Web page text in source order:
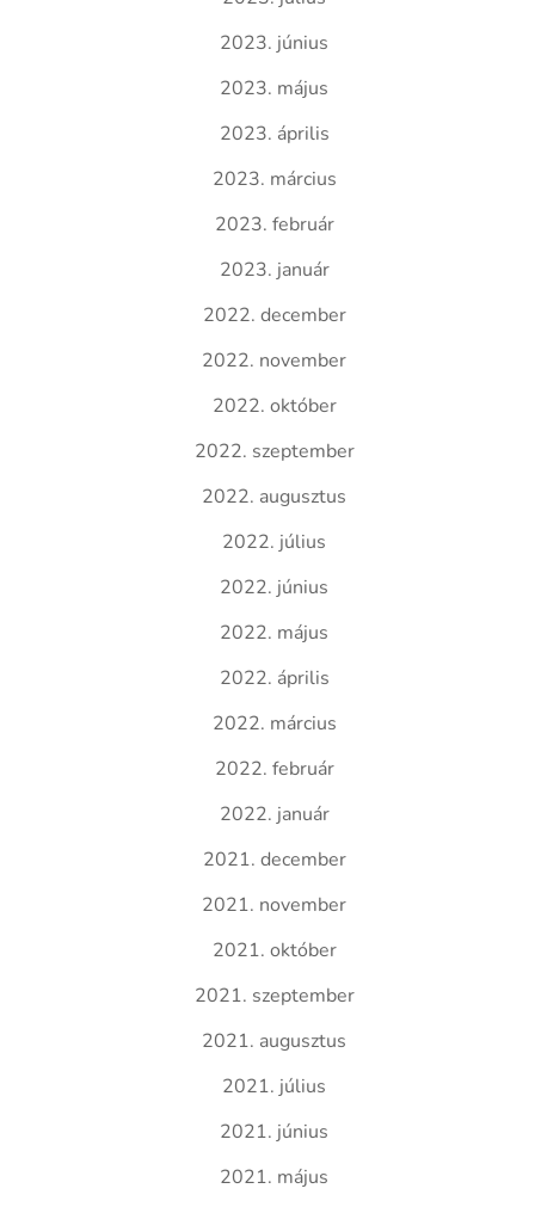
2023. június
2023. május
2023. április
2023. március
2023. február
2023. január
2022. december
2022. november
2022. október
2022. szeptember
2022. augusztus
2022. július
2022. június
2022. május
2022. április
2022. március
2022. február
2022. január
2021. december
2021. november
2021. október
2021. szeptember
2021. augusztus
2021. július
2021. június
2021. május